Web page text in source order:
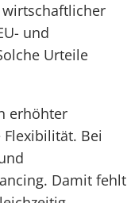
wirtschaftlicher
und
Urteile
erhöhter
Bei
Damit fehlt